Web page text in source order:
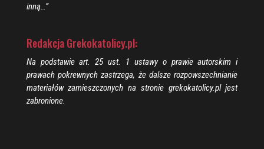
inną…”
Redakcja Grekokatolicy.pl:
Na podstawie art. 25 ust. 1 ustawy o prawie autorskim i
prawach pokrewnych zastrzega, że dalsze rozpowszechnianie
materiałów zamieszczonych na stronie grekokatolicy.pl jest
zabronione.